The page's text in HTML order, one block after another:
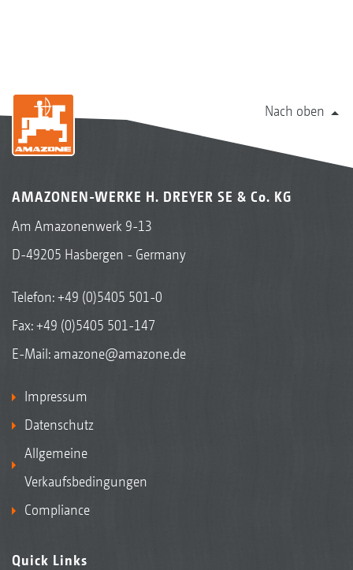
Nach oben
AMAZONEN-WERKE H. DREYER SE & Co. KG
Am Amazonenwerk 9-13
D-49205 Hasbergen - Germany
Telefon:+49 (0)5405 501-0
Fax: +49 (0)5405 501-147
E-Mail: amazone@amazone.de
Impressum
Datenschutz
Allgemeine
Verkaufsbedingungen
Compliance
Quick Links